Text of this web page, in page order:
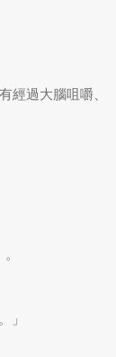
經過大腦咀嚼、
」